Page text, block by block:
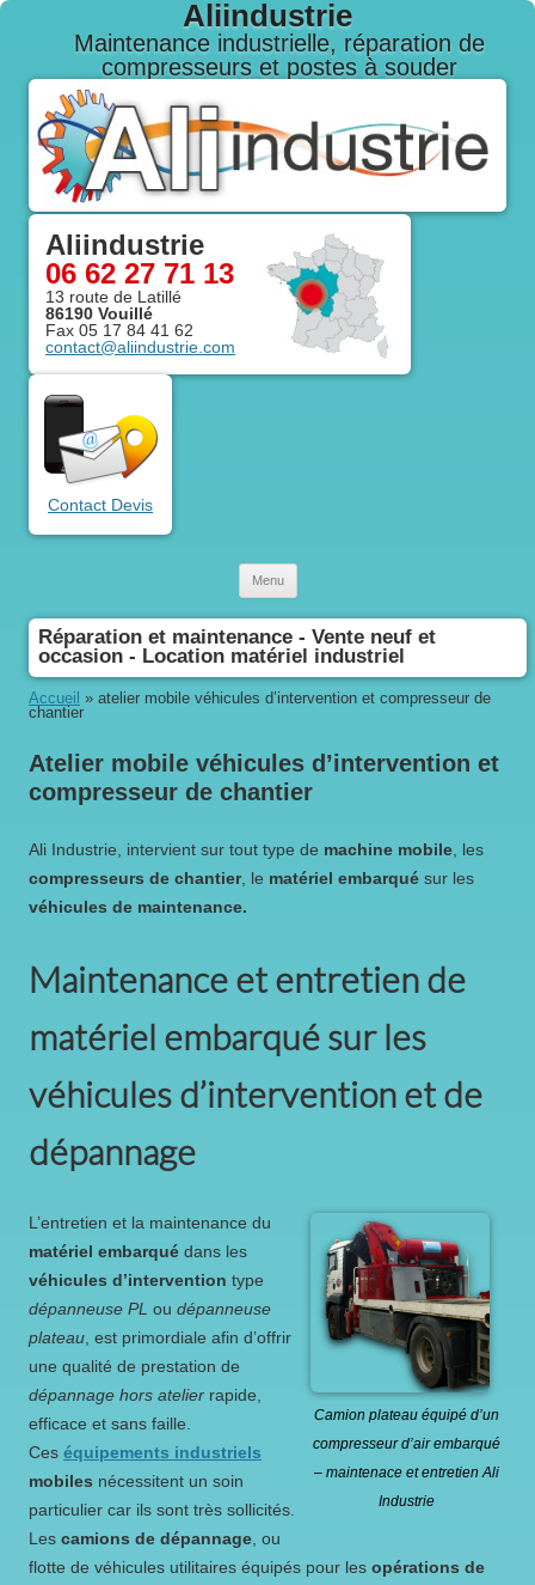
Aliindustrie
maintenance industrielle, réparation de
compresseurs et postes à souder
Aliindustrie
06 62 27 71 13
13 route de Latillé
86190 Vouillé
Fax 05 17 84 41 62
contact@aliindustrie.com
Contact Devis
Menu Aller au contenu
Réparation et maintenance - Vente neuf et
occasion - Location matériel industriel
Accueil » atelier mobile véhicules d’intervention et compresseur de
chantier
atelier mobile véhicules d’intervention et
compresseur de chantier
Ali Industrie, intervient sur tout type de machine mobile, les
compresseurs de chantier, le matériel embarqué sur les
véhicules de maintenance.
Maintenance et entretien de
matériel embarqué sur les
véhicules d’intervention et de
dépannage
Camion plateau équipé d’un
compresseur d’air embarqué
– maintenace et entretien Ali
Industrie
L’entretien et la maintenance du
matériel embarqué dans les
véhicules d’intervention type
dépanneuse PL ou dépanneuse
plateau, est primordiale afin d’offrir
une qualité de prestation de
dépannage hors atelier rapide,
efficace et sans faille.
Ces équipements industriels
mobiles nécessitent un soin
particulier car ils sont très sollicités.
Les camions de dépannage, ou
flotte de véhicules utilitaires équipés pour les opérations de